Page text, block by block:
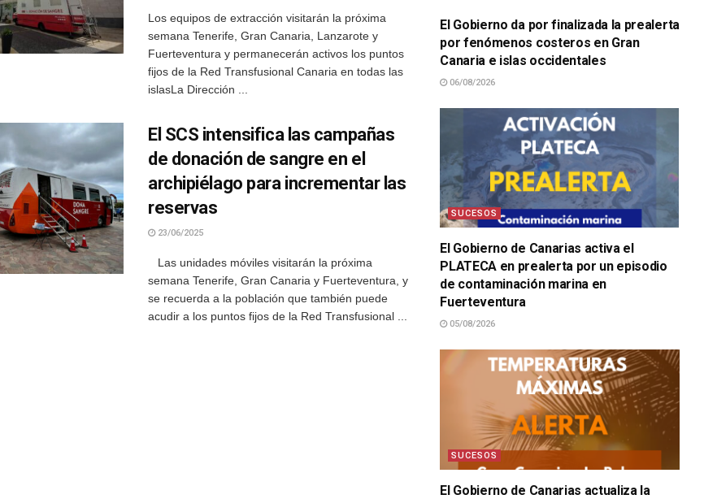
Los equipos de extracción visitarán la próxima
semana Tenerife, Gran Canaria, Lanzarote y
Fuerteventura y permanecerán activos los puntos
fijos de la Red Transfusional Canaria en todas las
islasLa Dirección ...
El SCS intensifica las campañas
de donación de sangre en el
archipiélago para incrementar las
reservas
23/06/2025
Las unidades móviles visitarán la próxima
semana Tenerife, Gran Canaria y Fuerteventura, y
se recuerda a la población que también puede
acudir a los puntos fijos de la Red Transfusional ...
El Gobierno da por finalizada la prealerta
por fenómenos costeros en Gran
Canaria e islas occidentales
06/08/2026
SUCESOS
El Gobierno de Canarias activa el
PLATECA en prealerta por un episodio
de contaminación marina en
Fuerteventura
05/08/2026
SUCESOS
El Gobierno de Canarias actualiza la